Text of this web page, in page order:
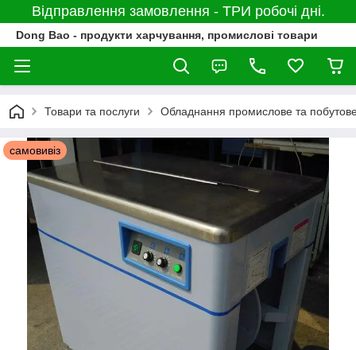
Відправлення замовлення - ТРИ робочі дні.
Dong Bao - продукти харчування, промислові товари
Товари та послуги Обладнання промислове та
самовивіз